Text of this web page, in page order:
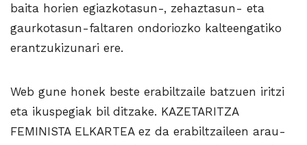
baita horien egiazkotasun-, zehaztasun- eta
gaurkotasun-faltaren ondoriozko kalteengatiko
erantzukizunari ere.
Web gune honek beste erabiltzaile batzuen iritzi
eta ikuspegiak bil ditzake. KAZETARITZA
FEMINISTA ELKARTEA ez da erabiltzaileen arau-